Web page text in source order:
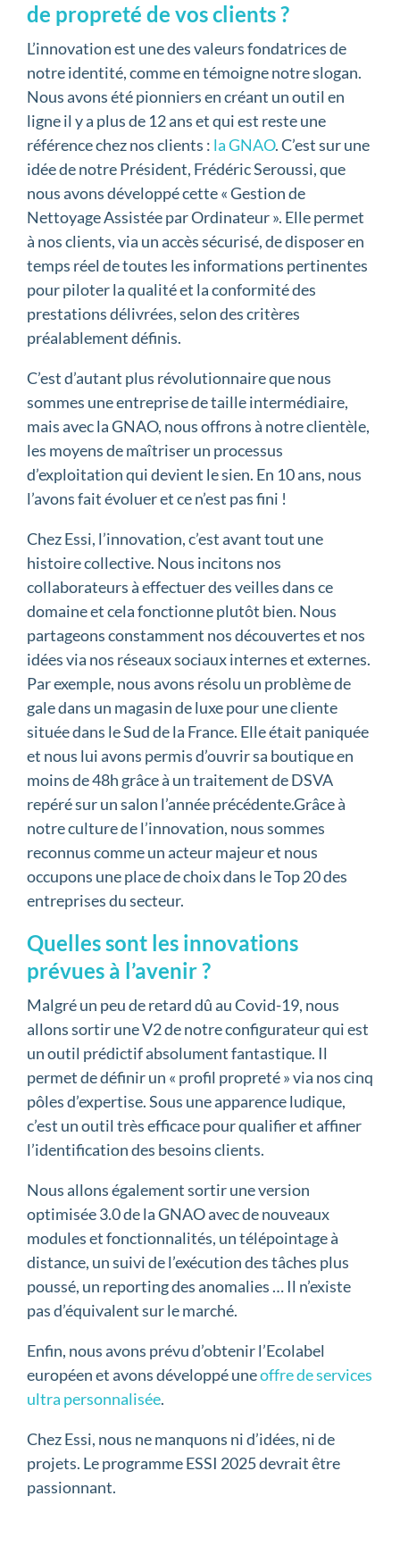
de propreté de vos clients ?
L’innovation est une des valeurs fondatrices de
notre identité, comme en témoigne notre slogan.
Nous avons été pionniers en créant un outil en
ligne il y a plus de 12 ans et qui est reste une
référence chez nos clients : la GNAO. C’est sur une
idée de notre Président, Frédéric Seroussi, que
nous avons développé cette « Gestion de
Nettoyage Assistée par Ordinateur ». Elle permet
à nos clients, via un accès sécurisé, de disposer en
temps réel de toutes les informations pertinentes
pour piloter la qualité et la conformité des
prestations délivrées, selon des critères
préalablement définis.
C’est d’autant plus révolutionnaire que nous
sommes une entreprise de taille intermédiaire,
mais avec la GNAO, nous offrons à notre clientèle,
les moyens de maîtriser un processus
d’exploitation qui devient le sien. En 10 ans, nous
l’avons fait évoluer et ce n’est pas fini !
Chez Essi, l’innovation, c’est avant tout une
histoire collective. Nous incitons nos
collaborateurs à effectuer des veilles dans ce
domaine et cela fonctionne plutôt bien. Nous
partageons constamment nos découvertes et nos
idées via nos réseaux sociaux internes et externes.
Par exemple, nous avons résolu un problème de
gale dans un magasin de luxe pour une cliente
située dans le Sud de la France. Elle était paniquée
et nous lui avons permis d’ouvrir sa boutique en
moins de 48h grâce à un traitement de DSVA
repéré sur un salon l’année précédente.Grâce à
notre culture de l’innovation, nous sommes
reconnus comme un acteur majeur et nous
occupons une place de choix dans le Top 20 des
entreprises du secteur.
Quelles sont les innovations
prévues à l’avenir ?
Malgré un peu de retard dû au Covid-19, nous
allons sortir une V2 de notre configurateur qui est
un outil prédictif absolument fantastique. Il
permet de définir un « profil propreté » via nos cinq
pôles d’expertise. Sous une apparence ludique,
c’est un outil très efficace pour qualifier et affiner
l’identification des besoins clients.
Nous allons également sortir une version
optimisée 3.0 de la GNAO avec de nouveaux
modules et fonctionnalités, un télépointage à
distance, un suivi de l’exécution des tâches plus
poussé, un reporting des anomalies … Il n’existe
pas d’équivalent sur le marché.
Enfin, nous avons prévu d’obtenir l’Ecolabel
européen et avons développé uneoffre de services
ultra personnalisée.
Chez Essi, nous ne manquons ni d’idées, ni de
projets. Le programme ESSI 2025 devrait être
passionnant.